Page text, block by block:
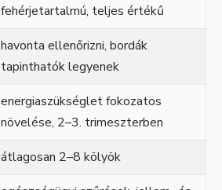
fehérjetartalmú, teljes értékű
havonta ellenőrizni, bordák
tapinthatók legyenek
energiaszükséglet fokozatos
növelése, 2–3. trimeszterben
átlagosan 2–8 kölyök